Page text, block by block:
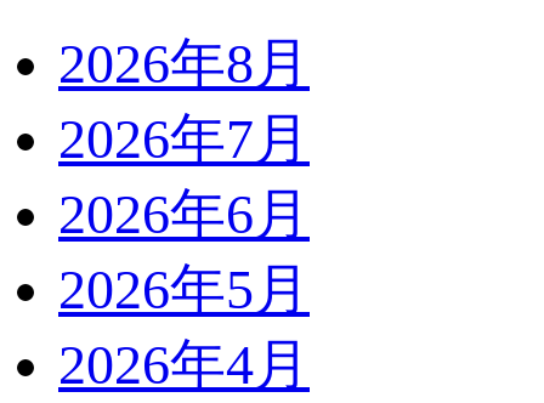
2026年8月
2026年7月
2026年6月
2026年5月
2026年4月